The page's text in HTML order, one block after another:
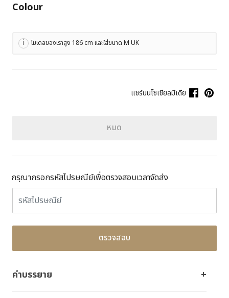
Colour
โมเดลของเราสูง 186 cm และใส่ขนาด M UK
แชร์บนโซเชียลมีเดีย
หมด
กรุณากรอกรหัสไปรษณีย์เพื่อตรวจสอบเวลาจัดส่ง
ตรวจสอบ
คำบรรยาย